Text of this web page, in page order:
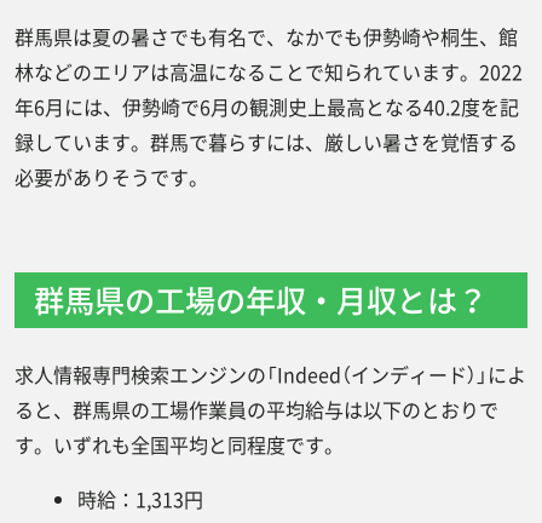
群馬県は夏の暑さでも有名で、なかでも伊勢崎や桐生、館
林などのエリアは高温になることで知られています。2022
年6月には、伊勢崎で6月の観測史上最高となる40.2度を記
録しています。群馬で暮らすには、厳しい暑さを覚悟する
必要がありそうです。
群馬県の工場の年収・月収とは？
求人情報専門検索エンジンの「Indeed（インディード）」によ
ると、群馬県の工場作業員の平均給与は以下のとおりで
す。いずれも全国平均と同程度です。
時給：1,313円